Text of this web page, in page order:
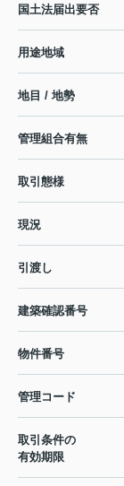
国土法届出要否
用途地域
地目 / 地勢
管理組合有無
取引態様
現況
引渡し
建築確認番号
物件番号
管理コード
取引条件の
有効期限